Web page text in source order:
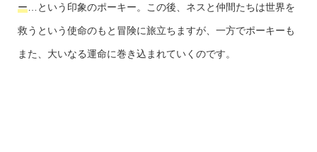
ー…という印象のポーキー。この後、ネスと仲間たちは世界を
救うという使命のもと冒険に旅立ちますが、一方でポーキーも
また、大いなる運命に巻き込まれていくのです。